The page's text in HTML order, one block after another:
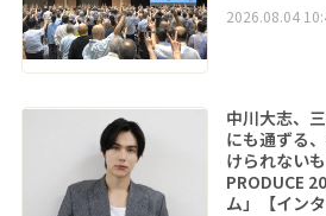
2026.08.04
中川大志、
にも通ずる
けられない
PRODUCE
ム」【インタ